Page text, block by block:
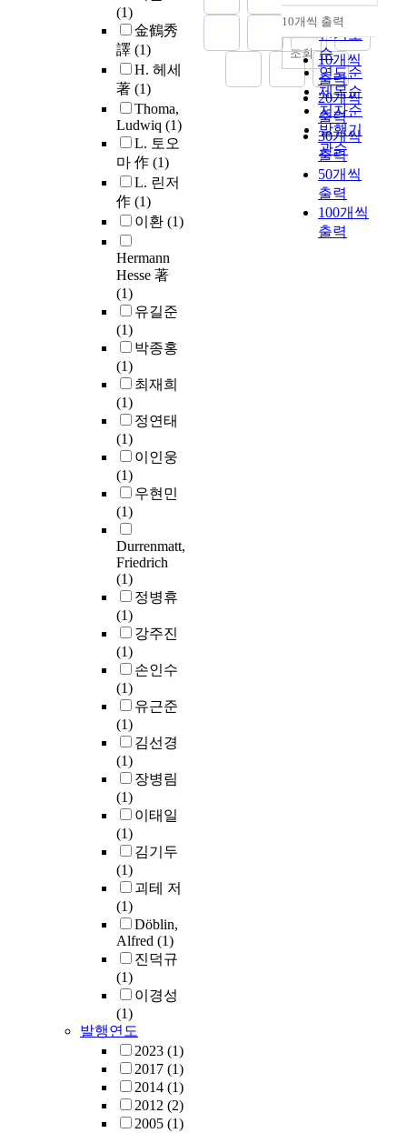
(1)
金鶴秀
譯 (1)
H. 헤세
著 (1)
Thoma,
Ludwiq (1)
L. 토오
마 作 (1)
L. 린저
作 (1)
이환 (1)
Hermann
Hesse 著
(1)
유길준
(1)
박종홍
(1)
최재희
(1)
정연태
(1)
이인웅
(1)
우현민
(1)
Durrenmatt,
Friedrich
(1)
정병휴
(1)
강주진
(1)
손인수
(1)
유근준
(1)
김선경
(1)
장병림
(1)
이태일
(1)
김기두
(1)
괴테 저
(1)
Döblin,
Alfred (1)
진덕규
(1)
이경성
(1)
발행연도
2023 (1)
2017 (1)
2014 (1)
2012 (2)
2005 (1)
순
인기도
순
연도순
제목순
저자순
발행기
관순
내림차순
10개씩 출력
10개씩
출력
20개씩
출력
30개씩
출력
50개씩
출력
100개씩
출력
조회